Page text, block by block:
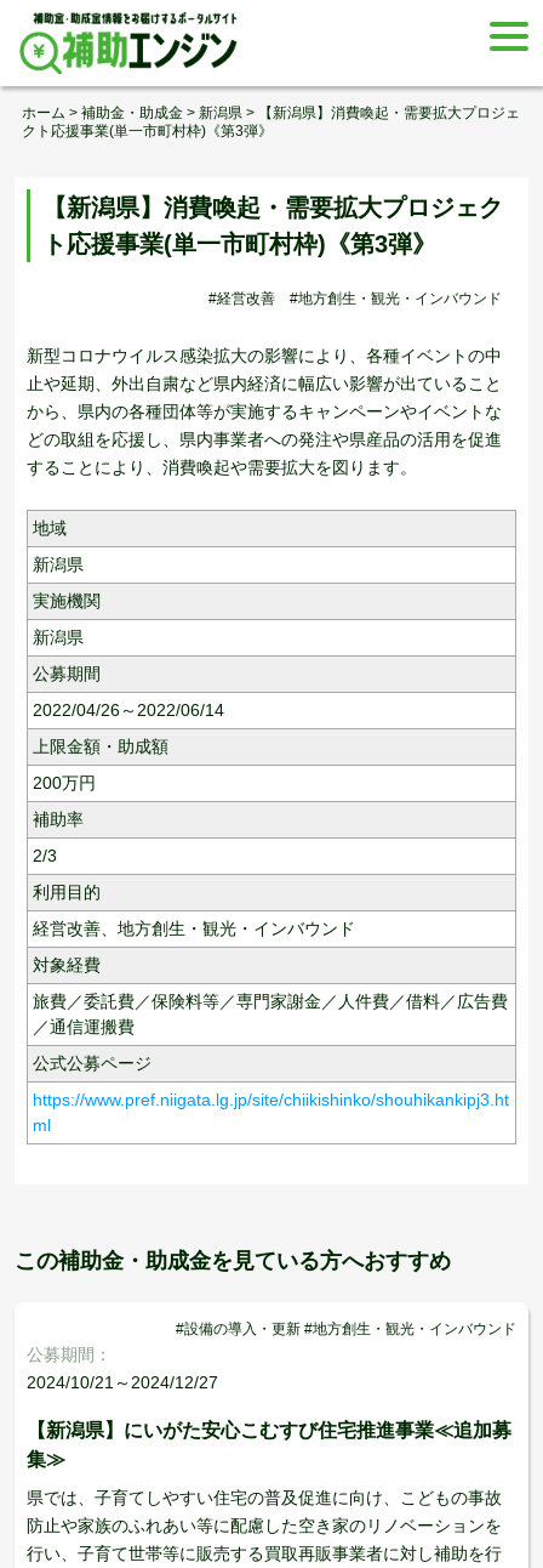
Skip
content
ホーム > 補助金・助成金 > 新潟県 >
【新潟県】消費喚起・需要拡大プロジェ
クト応援事業(単一市町村枠)《第3弾》
【新潟県】消費喚起・需要拡大プロジェク
ト応援事業(単一市町村枠)《第3弾》
#経営改善 #地方創生・観光・インバウンド
新型コロナウイルス感染拡大の影響により、各種イベントの中
止や延期、外出自粛など県内経済に幅広い影響が出ていること
から、県内の各種団体等が実施するキャンペーンやイベントな
どの取組を応援し、県内事業者への発注や県産品の活用を促進
することにより、消費喚起や需要拡大を図ります。
地域
新潟県
実施機関
新潟県
公募期間
2022/04/26～2022/06/14
上限金額・助成額
200万円
補助率
2/3
利用目的
経営改善、 地方創生・観光・インバウンド
対象経費
旅費／委託費／保険料等／専門家謝金／人件費／借料／広告費
／通信運搬費
公式公募ページ
https://www.pref.niigata.lg.jp/site/chiikishinko/shouhikankipj3.ht
ml
この補助金・助成金を見ている方へおすすめ
#設備の導入・更新 #地方創生・観光・インバウンド
公募期間：
2024/10/21～2024/12/27
【新潟県】にいがた安心こむすび住宅推進事業≪追加募
集≫
県では、子育てしやすい住宅の普及促進に向け、こどもの事故
防止や家族のふれあい等に配慮した空き家のリノベーションを
行い、子育て世帯等に販売する買取再販事業者に対し補助を行